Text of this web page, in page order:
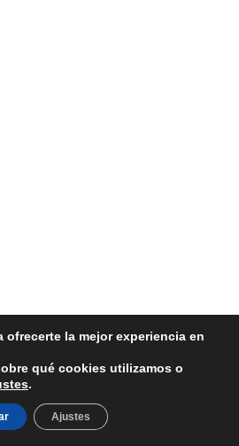
Y PEREGRINACIONES SL
Privacidad
y Condiciones
ofrecerte la mejor experiencia en
qué cookies utilizamos o
.
Ajustes